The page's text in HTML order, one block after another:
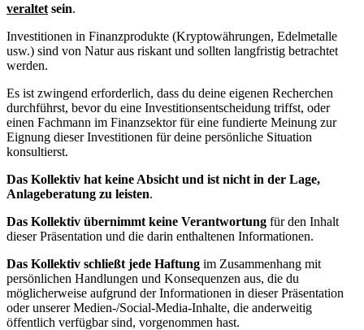
veraltet sein.
Investitionen in Finanzprodukte (Kryptowährungen, Edelmetalle
usw.) sind von Natur aus riskant und sollten langfristig betrachtet
werden.
Es ist zwingend erforderlich, dass du deine eigenen Recherchen
durchführst, bevor du eine Investitionsentscheidung triffst, oder
einen Fachmann im Finanzsektor für eine fundierte Meinung zur
Eignung dieser Investitionen für deine persönliche Situation
konsultierst.
Das Kollektiv hat keine Absicht und ist nicht in der Lage,
Anlageberatung zu leisten.
Das Kollektiv übernimmt keine Verantwortung für den Inhalt
dieser Präsentation und die darin enthaltenen Informationen.
Das Kollektiv schließt jede Haftung im Zusammenhang mit
persönlichen Handlungen und Konsequenzen aus, die du
möglicherweise aufgrund der Informationen in dieser Präsentation
oder unserer Medien-/Social-Media-Inhalte, die anderweitig
öffentlich verfügbar sind, vorgenommen hast.